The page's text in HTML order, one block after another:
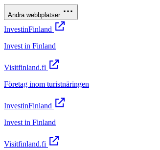
Andra webbplatser
InvestinFinland
Invest in Finland
Visitfinland.fi
Företag inom turistnäringen
InvestinFinland
Invest in Finland
Visitfinland.fi